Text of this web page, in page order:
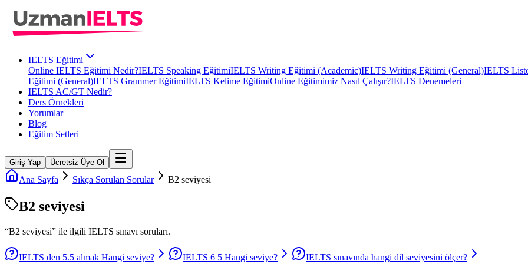
IELTS Eğitimi
Online IELTS Eğitimi Nedir?IELTS Speaking EğitimiIELTS Writing Eğitimi (Academic)IELTS Writing Eğitimi (General)IELTS
Eğitimi (General)IELTS Grammer EğitimiIELTS Kelime EğitimiOnline Eğitimimiz Nasıl Çalışır?IELTS Denemeleri
IELTS AC/GT Nedir?
Ders Örnekleri
Yorumlar
Blog
Eğitim Setleri
Giriş Yap Ücretsiz Üye Ol
Ana Sayfa Sıkça Sorulan Sorular B2 seviyesi
B2 seviyesi
“B2 seviyesi” ile ilgili IELTS sınavı soruları.
IELTS den 5.5 almak Hangi seviye? IELTS 6 5 Hangi seviye? IELTS sınavında hangi dil seviyesini ölçer?